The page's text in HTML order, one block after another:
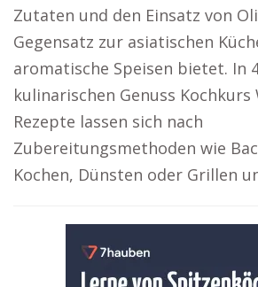
Zutaten und den Einsatz von
Gegensatz zur asiatischen
aromatische Speisen bietet. In
kulinarischen Genuss
Rezepte lassen sich nach
Zubereitungsmethoden wie
Kochen, Dünsten oder Grillen